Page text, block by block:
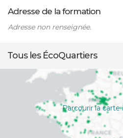
Adresse de la formation
Adresse non renseignée.
Tous les ÉcoQuartiers
Parcourir la carte